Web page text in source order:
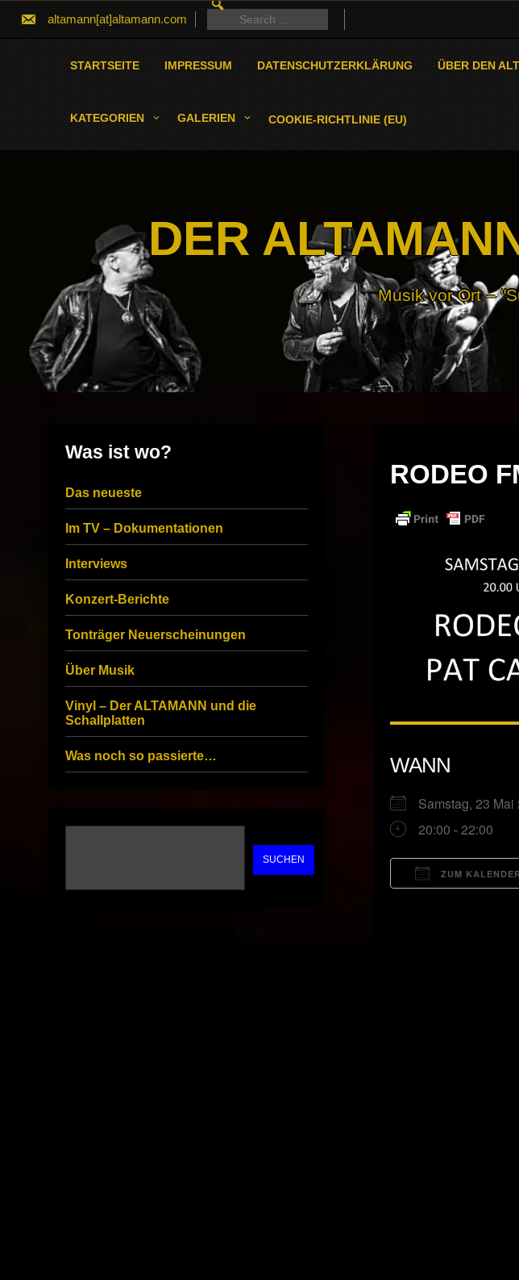
altamann[at]altamann.com
FOR:
Search
for:
STARTSEITE IMPRESSUM DATENSCHUTZERKLÄRUNG ÜBER DEN
KATEGORIEN GALERIEN COOKIE-RICHTLINIE (EU)
DER
Musik vor Ort –
RODEO
WANN
Samstag, 23
20:00 - 22:00
ZUM
Was ist wo?
Das neueste
Im TV – Dokumentationen
Interviews
Konzert-Berichte
Tonträger Neuerscheinungen
Über Musik
Vinyl – Der ALTAMANN und die
Schallplatten
Was noch so passierte…
SUCHEN